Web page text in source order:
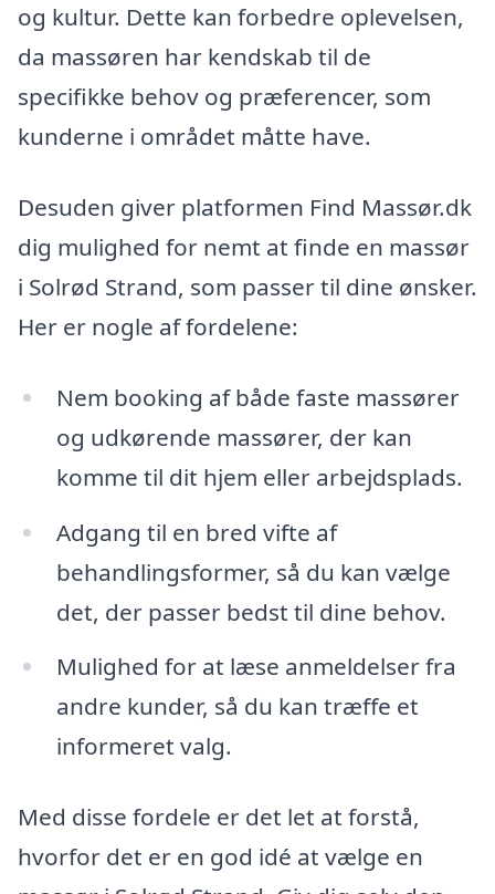
og kultur. Dette kan forbedre oplevelsen,
da massøren har kendskab til de
specifikke behov og præferencer, som
kunderne i området måtte have.
Desuden giver platformen Find Massør.dk
dig mulighed for nemt at finde en massør
i Solrød Strand, som passer til dine ønsker.
Her er nogle af fordelene:
Nem booking af både faste massører
og udkørende massører, der kan
komme til dit hjem eller arbejdsplads.
Adgang til en bred vifte af
behandlingsformer, så du kan vælge
det, der passer bedst til dine behov.
Mulighed for at læse anmeldelser fra
andre kunder, så du kan træffe et
informeret valg.
Med disse fordele er det let at forstå,
hvorfor det er en god idé at vælge en